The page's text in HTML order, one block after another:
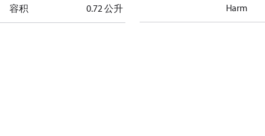
容积 0.72 公升
Harm